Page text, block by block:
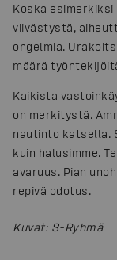
Koska
viivästystä,
ongelmia.
määrä
Kaikista
on merkitystä.
nautinto katsella.
kuin halusimme.
avaruus. Pian
repivä odotus.
Kuvat: S-Ryhmä